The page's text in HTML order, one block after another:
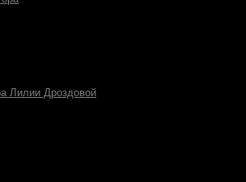
Лилии Дроздовой